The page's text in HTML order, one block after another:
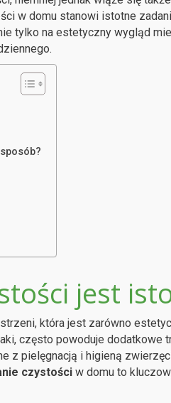
w domu stanowi istotne
tylko na estetyczny wygląd
jest
która jest zarówno
często powoduje dodatkowe
z pielęgnacją i higieną
czystościw domu to